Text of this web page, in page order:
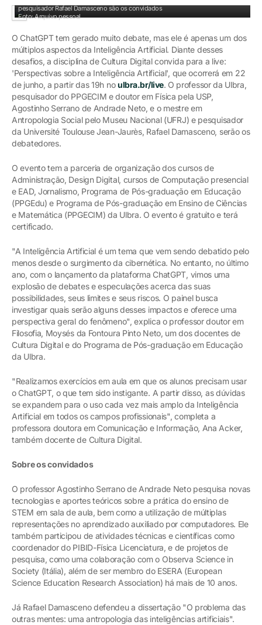
pesquisador Rafael Damasceno são os convidados
Foto: Arquivo pessoal
O ChatGPT tem gerado muito debate, mas ele é apenas um dos
múltiplos aspectos da Inteligência Artificial. Diante desses
desafios, a disciplina de Cultura Digital convida para a live:
'Perspectivas sobre a Inteligência Artificial', que ocorrerá em 22
de junho, a partir das 19h noulbra.br/live. O professor da Ulbra,
pesquisador do PPGECIM e doutor em Física pela USP,
Agostinho Serrano de Andrade Neto, e o mestre em
Antropologia Social pelo Museu Nacional (UFRJ) e pesquisador
da Université Toulouse Jean-Jaurès, Rafael Damasceno, serão os
debatedores.
O evento tem a parceria de organização dos cursos de
Administração, Design Digital, cursos de Computação presencial
e EAD, Jornalismo, Programa de Pós-graduação em Educação
(PPGEdu) e Programa de Pós-graduação em Ensino de Ciências
e Matemática (PPGECIM) da Ulbra. O evento é gratuito e terá
certificado.
"A Inteligência Artificial é um tema que vem sendo debatido pelo
menos desde o surgimento da cibernética. No entanto, no último
ano, com o lançamento da plataforma ChatGPT, vimos uma
explosão de debates e especulações acerca das suas
possibilidades, seus limites e seus riscos. O painel busca
investigar quais serão alguns desses impactos e oferece uma
perspectiva geral do fenômeno", explica o professor doutor em
Filosofia, Moysés da Fontoura Pinto Neto, um dos docentes de
Cultura Digital e do Programa de Pós-graduação em Educação
da Ulbra.
"Realizamos exercícios em aula em que os alunos precisam usar
o ChatGPT, o que tem sido instigante. A partir disso, as dúvidas
se expandem para o uso cada vez mais amplo da Inteligência
Artificial em todos os campos profissionais", completa a
professora doutora em Comunicação e Informação, Ana Acker,
também docente de Cultura Digital.
Sobre os convidados
O professor Agostinho Serrano de Andrade Neto pesquisa novas
tecnologias e aportes teóricos sobre a prática do ensino de
STEM em sala de aula, bem como a utilização de múltiplas
representações no aprendizado auxiliado por computadores. Ele
também participou de atividades técnicas e científicas como
coordenador do PIBID-Física Licenciatura, e de projetos de
pesquisa, como uma colaboração com o Observa Science in
Society (Itália), além de ser membro do ESERA (European
Science Education Research Association) há mais de 10 anos.
Já Rafael Damasceno defendeu a dissertação "O problema das
outras mentes: uma antropologia das inteligências artificiais".